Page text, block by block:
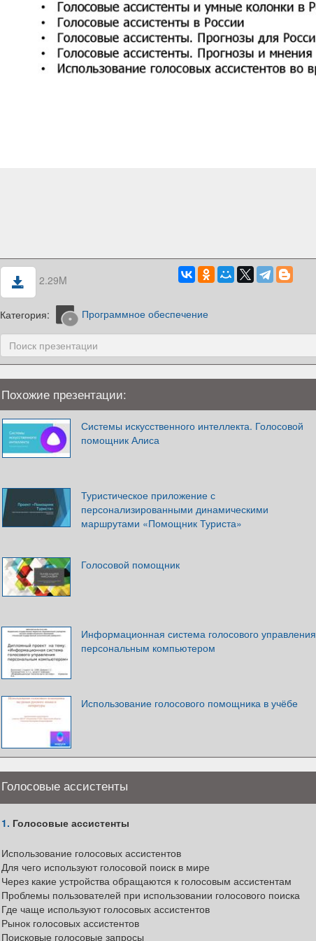
2.29M
Категория: Программное обеспечение
Похожие презентации:
Системы искусственного интеллекта. Голосовой
помощник Алиса
Туристическое приложение с
персонализированными динамическими
маршрутами «Помощник Туриста»
Голосовой помощник
Информационная система голосового управления
персональным компьютером
Использование голосового помощника в учёбе
Голосовые ассистенты
1. Голосовые ассистенты
Использование голосовых ассистентов
Для чего используют голосовой поиск в мире
Через какие устройства обращаются к голосовым ассистентам
Проблемы пользователей при использовании голосового поиска
Где чаще используют голосовых ассистентов
Рынок голосовых ассистентов
Поисковые голосовые запросы